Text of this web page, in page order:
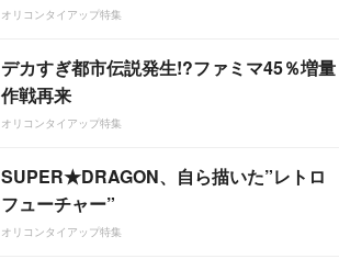
オリコンタイアップ特集
デカすぎ都市伝説発生!?ファミマ45％増量
作戦再来
オリコンタイアップ特集
SUPER★DRAGON、自ら描いた”レトロ
フューチャー”
オリコンタイアップ特集